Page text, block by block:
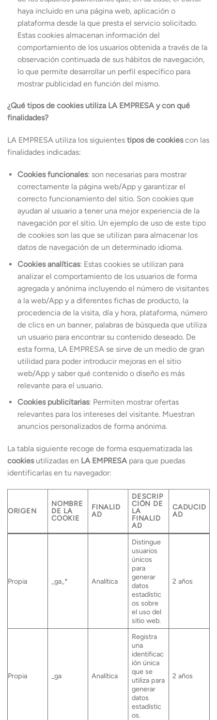
haya incluido en una página web, aplicación o
plataforma desde la que presta el servicio solicitado.
Estas cookies almacenan información del
comportamiento de los usuarios obtenida a través de la
observación continuada de sus hábitos de navegación,
lo que permite desarrollar un perfil específico para
mostrar publicidad en función del mismo.
¿Qué tipos de cookies utiliza LA EMPRESA y con qué
finalidades?
LA EMPRESA utiliza los siguientes tipos de cookiescon las
finalidades indicadas:
Cookies funcionales: son necesarias para mostrar
correctamente la página web/App y garantizar el
correcto funcionamiento del sitio. Son cookies que
ayudan al usuario a tener una mejor experiencia de la
navegación por el sitio. Un ejemplo de uso de este tipo
de cookies son las que se utilizan para almacenar los
datos de navegación de un determinado idioma.
Cookies analíticas: Estas cookies se utilizan para
analizar el comportamiento de los usuarios de forma
agregada y anónima incluyendo el número de visitantes
a la web/App y a diferentes fichas de producto, la
procedencia de la visita, día y hora, plataforma, número
de clics en un banner, palabras de búsqueda que utiliza
un usuario para encontrar su contenido deseado. De
esta forma, LA EMPRESA se sirve de un medio de gran
utilidad para poder introducir mejoras en el sitio
web/App y saber qué contenido o diseño es más
relevante para el usuario.
Cookies publicitarias: Permiten mostrar ofertas
relevantes para los intereses del visitante. Muestran
anuncios personalizados de forma anónima.
La tabla siguiente recoge de forma esquematizada las
cookiesutilizadas en LA EMPRESApara que puedas
identificarlas en tu navegador:
ORIGEN
NOMBRE
DE LA
COOKIE
FINALID
AD
DESCRIP
CIÓN DE
LA
FINALID
AD
CADUCID
AD
Propia _ga_* Analítica
Distingue
usuarios
únicos
para
generar
datos
estadístic
os sobre
el uso del
sitio web.
2 años
Propia _ga Analítica
Registra
una
identificac
ión única
que se
utiliza para
generar
datos
estadístic
os.
2 años